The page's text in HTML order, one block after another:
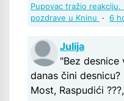
Pupovac tražio
pozdrave u Kninu
· 6
Julija
"Bez desnice
danas čini desnicu?
Most, Raspudići